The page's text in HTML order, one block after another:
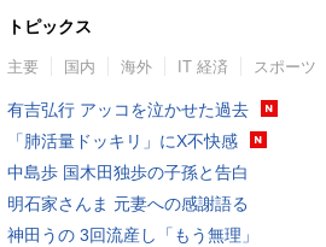
トピックス
主要 国内 海外 IT 経済 スポーツ
有吉弘行 アッコを泣かせた過去
「肺活量ドッキリ」にX不快感
中島歩 国木田独歩の子孫と告白
明石家さんま 元妻への感謝語る
神田うの 3回流産し「もう無理」